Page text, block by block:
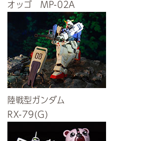
オッゴ MP-02A
陸戦型ガンダム
RX-79(G)